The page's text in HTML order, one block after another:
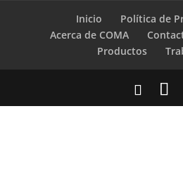
Inicio
Política de
Acerca de COMA
Productos